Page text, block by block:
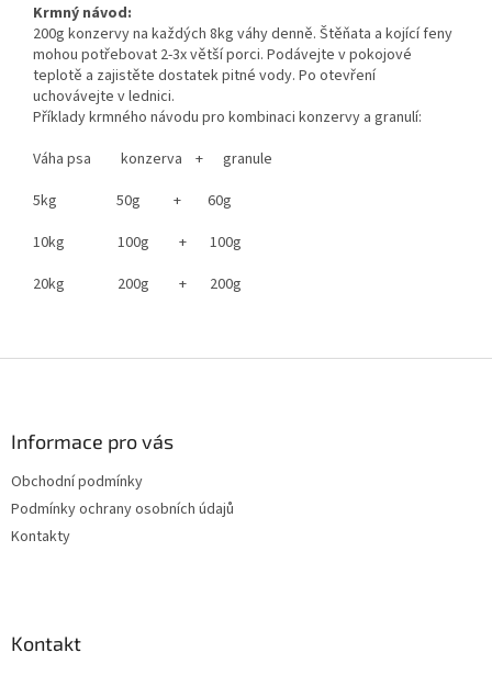
Krmný návod:
200g konzervy na každých 8kg váhy denně. Štěňata a kojící feny
mohou potřebovat 2-3x větší porci. Podávejte v pokojové
teplotě a zajistěte dostatek pitné vody. Po otevření
uchovávejte v lednici.
Příklady krmného návodu pro kombinaci konzervy a granulí:
Váha psa konzerva + granule
5kg 50g + 60g
10kg 100g + 100g
20kg 200g + 200g
Informace pro vás
Obchodní podmínky
Podmínky ochrany osobních údajů
Kontakty
Kontakt